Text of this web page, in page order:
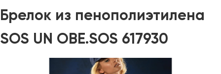
Брелок из пенополиэтилена
SOS UN OBE.SOS 617930